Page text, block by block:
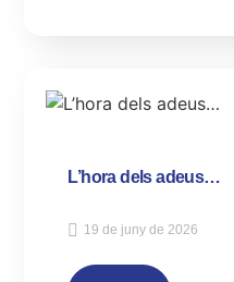
L’hora dels adeus…
19 de juny de 2026